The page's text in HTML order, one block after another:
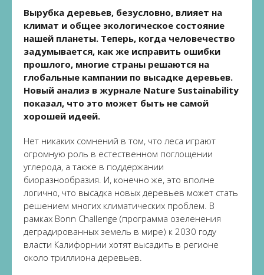
Вырубка деревьев, безусловно, влияет на
климат и общее экологическое состояние
нашей планеты. Теперь, когда человечество
задумывается, как же исправить ошибки
прошлого, многие страны решаются на
глобальные кампании по высадке деревьев.
Новый анализ в журнале Nature Sustainability
показал, что это может быть не самой
хорошей идеей.
Нет никаких сомнений в том, что леса играют
огромную роль в естественном поглощении
углерода, а также в поддержании
биоразнообразия. И, конечно же, это вполне
логично, что высадка новых деревьев может стать
решением многих климатических проблем. В
рамках Bonn Challenge (программа озеленения
деградированных земель в мире) к 2030 году
власти Калифорнии хотят высадить в регионе
около триллиона деревьев.